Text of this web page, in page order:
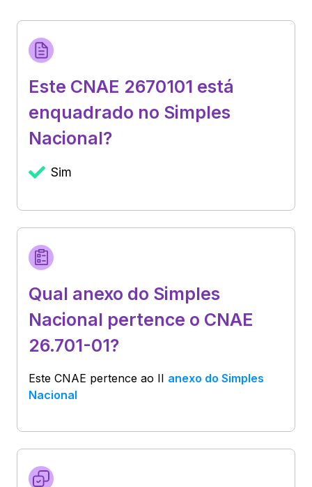
Este CNAE 2670101 está
enquadrado no Simples
Nacional?
Sim
Qual anexo do Simples
Nacional pertence o CNAE
26.701-01?
Este CNAE pertence ao II anexo do Simples
Nacional